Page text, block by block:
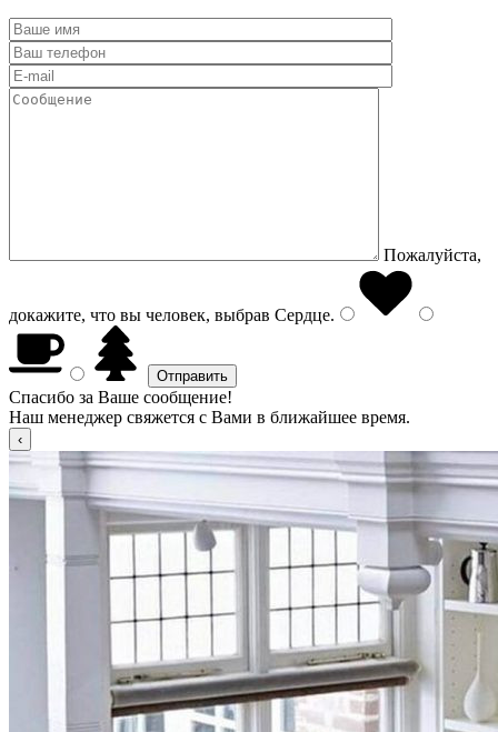
Пожалуйста,
докажите, что вы человек, выбрав Сердце.
Спасибо за Ваше сообщение!
Наш менеджер свяжется с Вами в ближайшее время.